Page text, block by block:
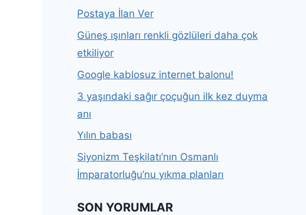
Postaya İlan Ver
Güneş ışınları renkli gözlüleri daha çok
etkiliyor
Google kablosuz internet balonu!
3 yaşındaki sağır çoçuğun ilk kez duyma
anı
Yılın babası
Siyonizm Teşkilatı’nın Osmanlı
İmparatorluğu’nu yıkma planları
SON YORUMLAR